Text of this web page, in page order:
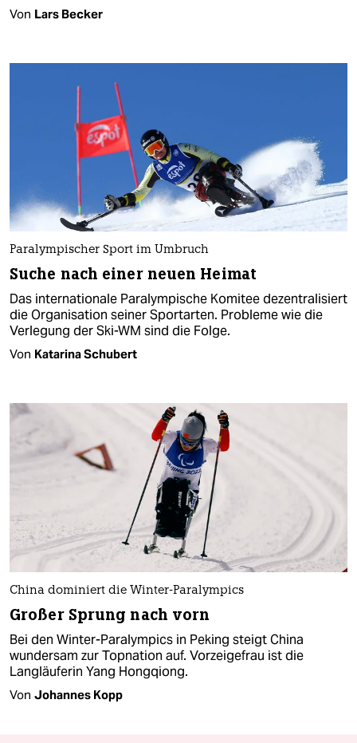
Von Lars Becker
Paralympischer Sport im Umbruch
Suche nach einer neuen Heimat
Das internationale Paralympische Komitee dezentralisiert
die Organisation seiner Sportarten. Probleme wie die
Verlegung der Ski-WM sind die Folge.
Von Katarina Schubert
China dominiert die Winter-Paralympics
Großer Sprung nach vorn
Bei den Winter-Paralympics in Peking steigt China
wundersam zur Topnation auf. Vorzeigefrau ist die
Langläuferin Yang Hongqiong.
Von Johannes Kopp